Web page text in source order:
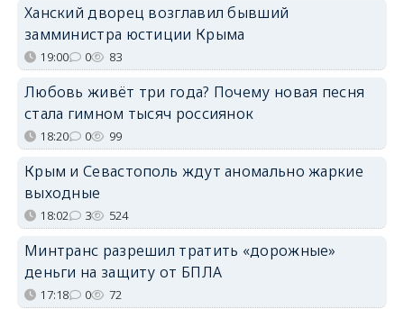
Ханский дворец возглавил бывший
замминистра юстиции Крыма
19:00 0 83
Любовь живёт три года? Почему новая песня
стала гимном тысяч россиянок
18:20 0 99
Крым и Севастополь ждут аномально жаркие
выходные
18:02 3 524
Минтранс разрешил тратить «дорожные»
деньги на защиту от БПЛА
17:18 0 72